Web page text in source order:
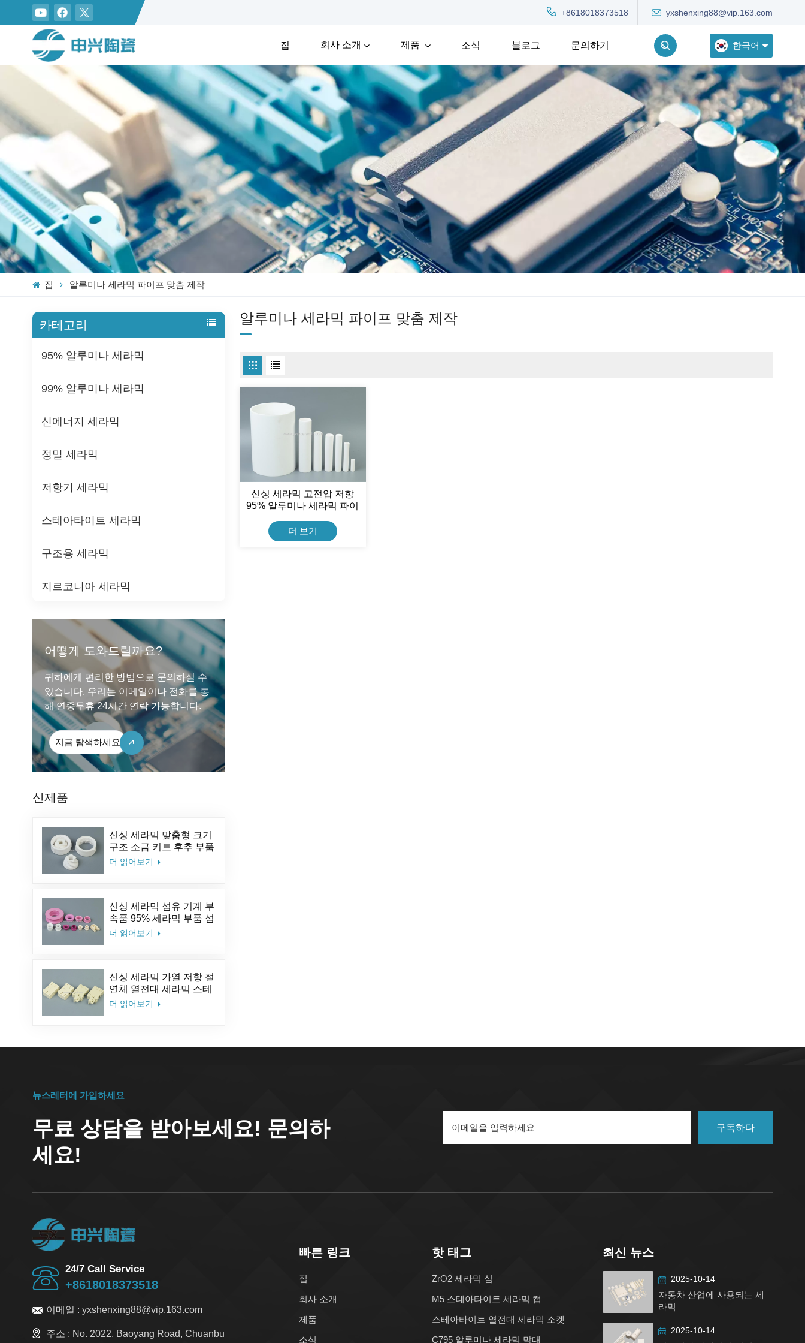
+8618018373518 yxshenxing88@vip.163.com
집 회사 소개 제품 소식 블로그 문의하기 한국어
English
Deutsch
Русский
한국어
Türkçe
집 알루미나 세라믹 파이프 맞춤 제작
카테고리
95% 알루미나 세라믹
99% 알루미나 세라믹
신에너지 세라믹
정밀 세라믹
저항기 세라믹
스테아타이트 세라믹
구조용 세라믹
지르코니아 세라믹
어떻게 도와드릴까요?
귀하에게 편리한 방법으로 문의하실 수
있습니다. 우리는 이메일이나 전화를 통
해 연중무휴 24시간 연락 가능합니다.
지금 탐색하세요
신제품
신싱 세라믹 맞춤형 크기
구조 소금 키트 후추 부품
알루미나 커피 세라믹 밀
더 읽어보기
신싱 세라믹 섬유 기계 부
속품 95% 세라믹 부품 섬
유 세라믹 아이릿 알루미
더 읽어보기
신싱 세라믹 가열 저항 절
연체 열전대 세라믹 스테
아타이트 세라믹 소켓
더 읽어보기
알루미나 세라믹 파이프 맞춤 제작
신싱 세라믹 고전압 저항
95% 알루미나 세라믹 파이
더 보기
뉴스레터에 가입하세요
무료 상담을 받아보세요! 문의하
세요!
구독하다
24/7 Call Service
+8618018373518
이메일 :yxshenxing88@vip.163.com
주소 : No. 2022, Baoyang Road, Chuanbu
빠른 링크
집
회사 소개
제품
소식
핫 태그
ZrO2 세라믹 심
M5 스테아타이트 세라믹 캡
스테아타이트 열전대 세라믹 소켓
C795 알루미나 세라믹 막대
최신 뉴스
2025-10-14
자동차 산업에 사용되는 세
라믹
2025-10-14